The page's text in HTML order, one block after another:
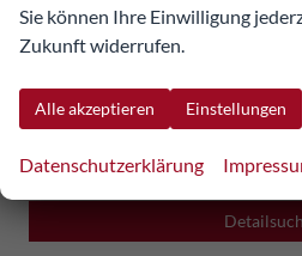
Stromverbrauch kombiniert:
CO2-Klasse:A
CO2-Emissionen:0 g/km
Sie können Ihre Einwilligung
Zukunft widerrufen.
Alle akzeptieren Einstellungen
Datenschutzerklärung